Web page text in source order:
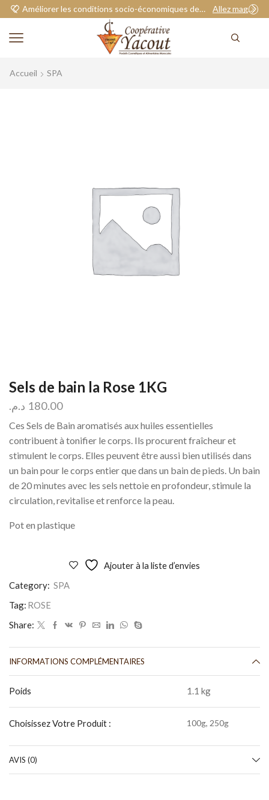
Améliorer les conditions socio-économiques de nos adhérents. Allez magasiner
Accueil SPA
Sels de bain la Rose 1KG
180.00 د.م.
Ces Sels de Bain aromatisés aux huiles essentielles
contribuent à tonifier le corps. Ils procurent fraîcheur et
stimulent le corps. Elles peuvent être aussi bien utilisés dans
un bain pour le corps entier que dans un bain de pieds. Un bain
de 20 minutes avec les sels nettoie en profondeur, stimule la
circulation, revitalise et renforce la peau.
Pot en plastique
Ajouter à la liste d’envies
Category: SPA
Tag: ROSE
Share:
INFORMATIONS COMPLÉMENTAIRES
Poids 1.1 kg
Choisissez Votre Produit : 100g, 250g
AVIS (0)